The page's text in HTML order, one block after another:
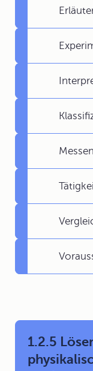
Messen
1.2.5